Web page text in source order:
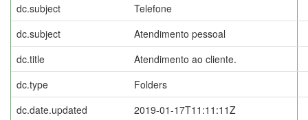
dc.subject
Telefone
dc.subject
Atendimento pessoal
dc.title
Atendimento ao cliente.
dc.type
Folders
dc.date.updated
2019-01-17T11:11:11Z